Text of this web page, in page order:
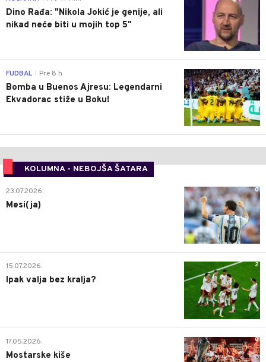
Dino Rađa: "Nikola Jokić je genije, ali
nikad neće biti u mojih top 5"
0
FUDBAL Pre 8 h
Bomba u Buenos Ajresu: Legendarni
Ekvadorac stiže u Boku!
KOLUMNA - NEBOJŠA ŠATARA
0
23.07.2026.
Mesi(ja)
2
15.07.2026.
Ipak valja bez kralja?
0
17.05.2026.
Mostarske kiše